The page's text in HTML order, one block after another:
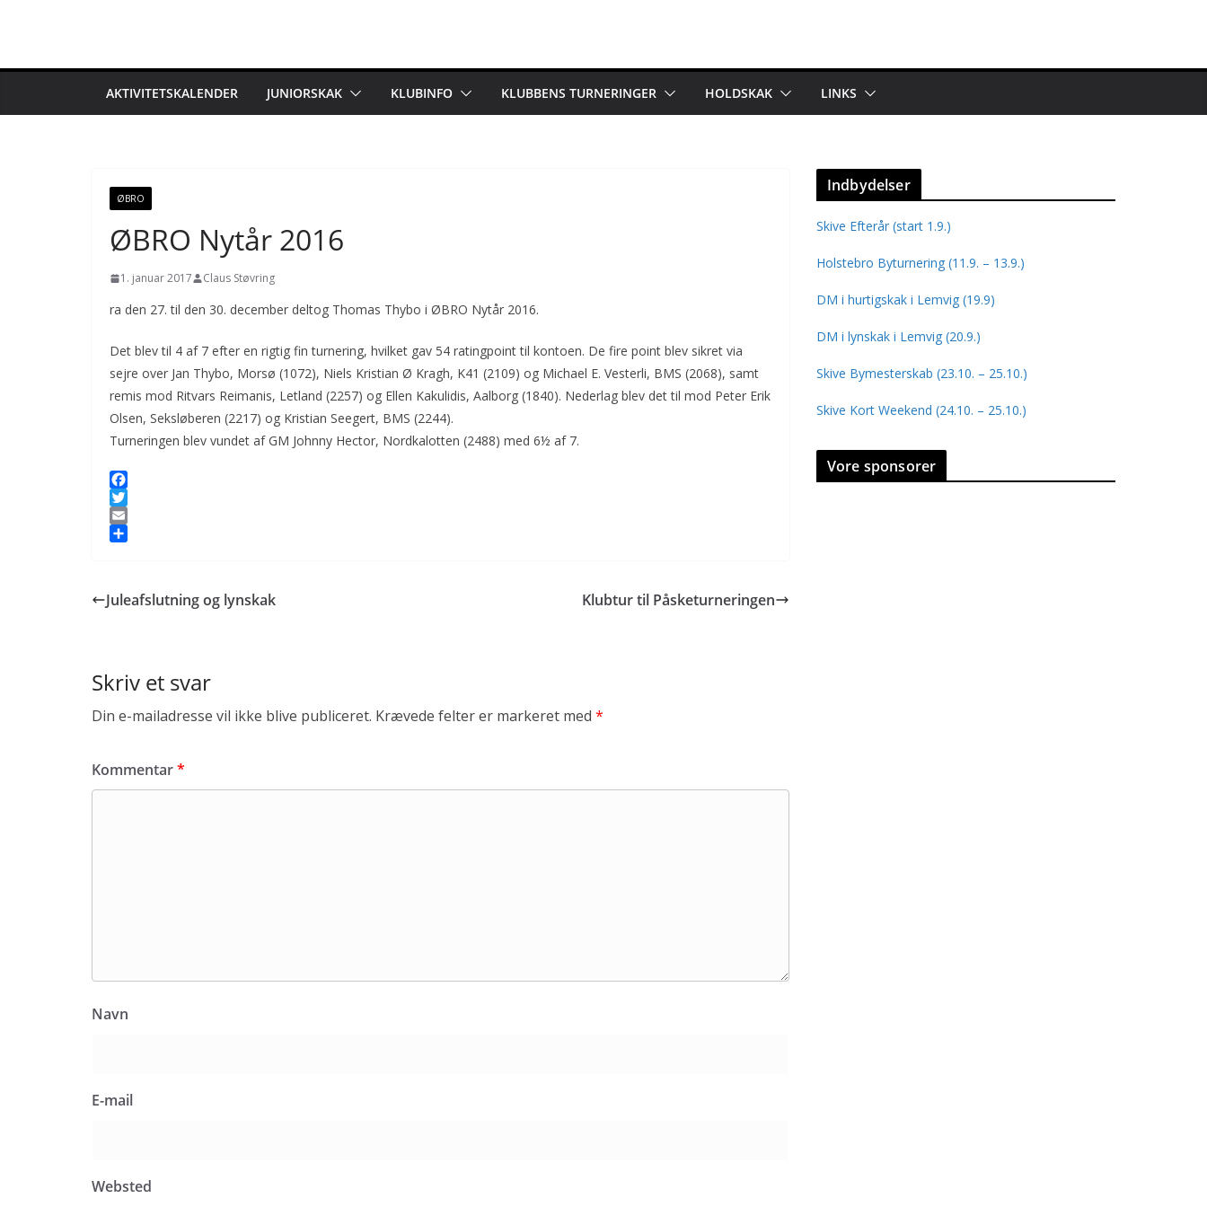
AKTIVITETSKALENDER JUNIORSKAK KLUBINFO KLUBBENS TURNERINGER HOLDSKAK LINKS
ØBRO
ØBRO Nytår 2016
1. januar 2017 Claus Støvring
ra den 27. til den 30. december deltog Thomas Thybo i ØBRO Nytår 2016.
Det blev til 4 af 7 efter en rigtig fin turnering, hvilket gav 54 ratingpoint til kontoen. De fire point blev sikret via
sejre over Jan Thybo, Morsø (1072), Niels Kristian Ø Kragh, K41 (2109) og Michael E. Vesterli, BMS (2068), samt
remis mod Ritvars Reimanis, Letland (2257) og Ellen Kakulidis, Aalborg (1840). Nederlag blev det til mod Peter Erik
Olsen, Seksløberen (2217) og Kristian Seegert, BMS (2244).
Turneringen blev vundet af GM Johnny Hector, Nordkalotten (2488) med 6½ af 7.
F
a
c
o
T
w
e
E
lr
Juleafslutning og lynskak Klubtur til Påsketurneringen
Skriv et svar
Din e-mailadresse vil ikke blive publiceret. Krævede felter er markeret med *
Kommentar*
Navn
E-mail
Websted
Indbydelser
Skive Efterår (start 1.9.)
Holstebro Byturnering (11.9. – 13.9.)
DM i hurtigskak i Lemvig (19.9)
DM i lynskak i Lemvig (20.9.)
Skive Bymesterskab (23.10. – 25.10.)
Skive Kort Weekend (24.10. – 25.10.)
Vore sponsorer